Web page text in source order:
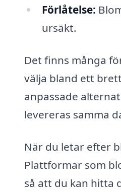
Förlåtelse:
ursäkt.
Det finns många
välja bland ett
anpassade
levereras samma
När du letar efter
Plattformar som
så att du kan hitta